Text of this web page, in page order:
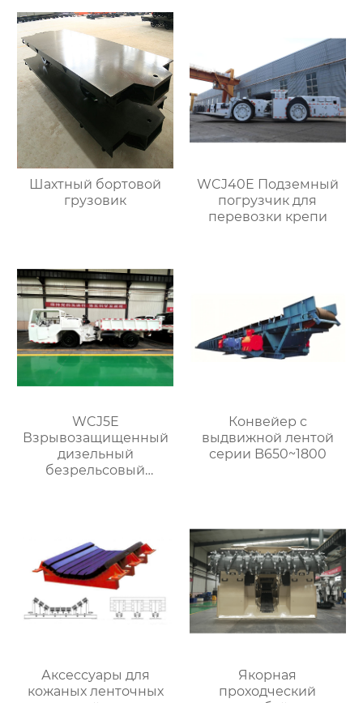
Шахтный бортовой
грузовик
WCJ40E Подземный
погрузчик для
перевозки крепи
WCJ5E
Взрывозащищенный
дизельный
безрельсовый
Конвейер с
выдвижной лентой
серии B650~1800
Аксессуары для
кожаных ленточных
Якорная
проходческий